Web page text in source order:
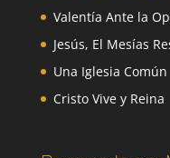
Valentía Ante la
Jesús, El Mesías
Una Iglesia Común
Cristo Vive y Reina